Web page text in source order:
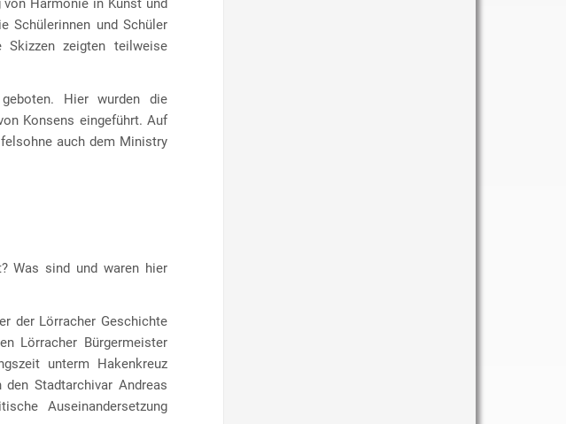
Schülerinnen und Schüler
zeigten teilweise
Hier wurden die
Konsens eingeführt. Auf
auch dem Ministry
Was sind und waren hier
der Lörracher Geschichte
Lörracher Bürgermeister
unterm Hakenkreuz
Stadtarchivar Andreas
Auseinandersetzung